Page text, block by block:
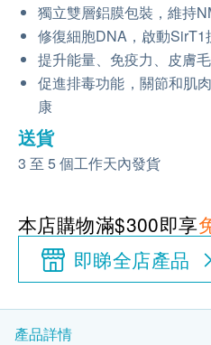
獨立雙層鋁膜包裝，維持
修復細胞DNA ，啟動SirT1
提升能量、免疫力、皮膚
促進排毒功能，關節和肌
康
送貨
3 至 5 個工作天內發貨
本店購物滿$300即享
即睇全店產品
產品詳情